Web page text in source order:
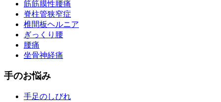
筋筋膜性腰痛
脊柱管狭窄症
椎間板ヘルニア
ぎっくり腰
腰痛
坐骨神経痛
手のお悩み
手足のしびれ